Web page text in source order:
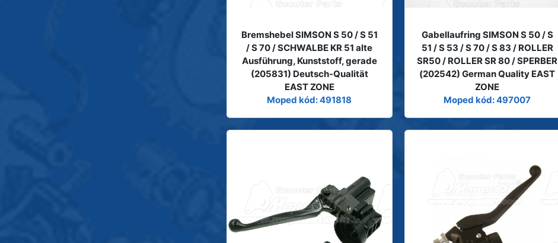
Bremshebel SIMSON S 50 / S 51
/ S 70 / SCHWALBE KR 51 alte
Ausführung, Kunststoff, gerade
(205831) Deutsch-Qualität
EAST ZONE
Moped kód: 491818
Gabellaufring SIMSON S 50 / S
51 / S 53 / S 70 / S 83 / ROLLER
SR50 / ROLLER SR 80 / SPERBER
(202542) German Quality EAST
ZONE
Moped kód: 497007